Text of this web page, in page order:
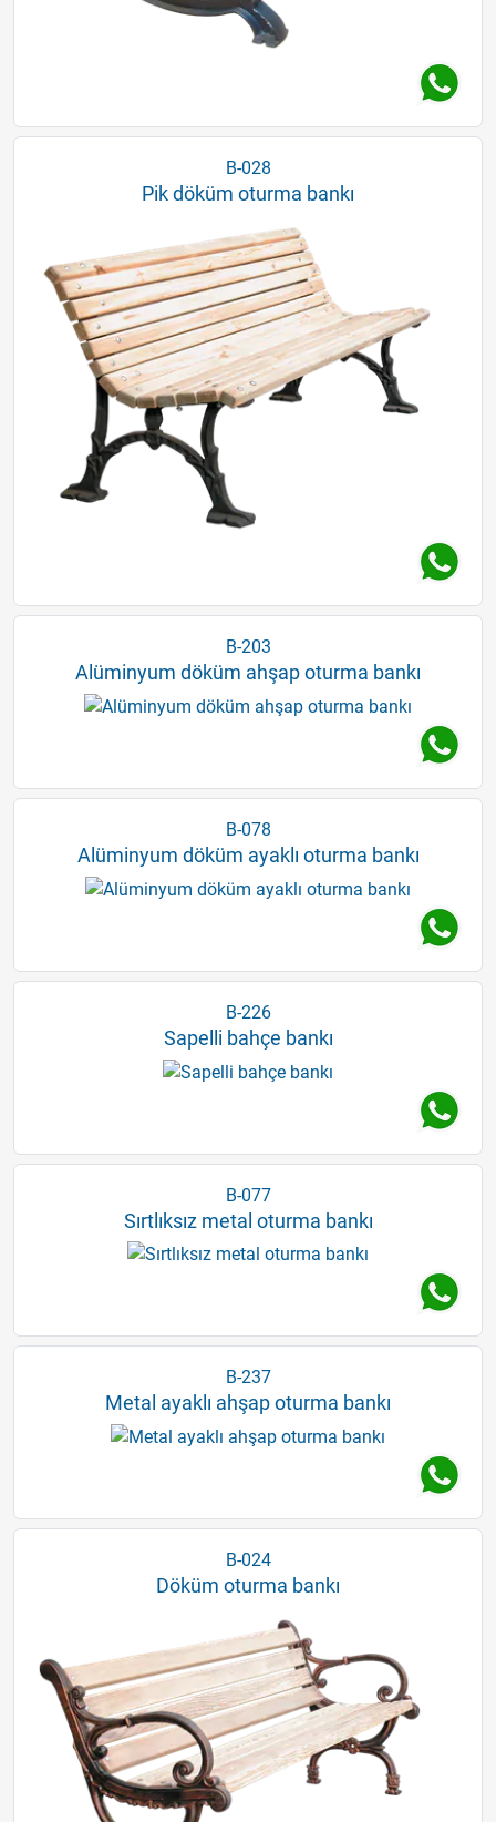
B-028
Pik döküm oturma bankı
B-203
Alüminyum döküm ahşap oturma bankı
B-078
Alüminyum döküm ayaklı oturma bankı
B-226
Sapelli bahçe bankı
B-077
Sırtlıksız metal oturma bankı
B-237
Metal ayaklı ahşap oturma bankı
B-024
Döküm oturma bankı